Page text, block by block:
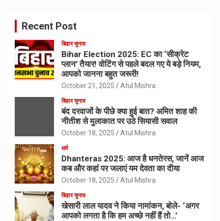
Recent Post
बिहार चुनाव
Bihar Election 2025: EC का ‘सीक्रेट
प्लान’ तैयार! वोटिंग से पहले बदल गए ये बड़े नियम,
आपको जानना बहुत जरूरी!
October 21, 2025 Atul Mishra
बिहार चुनाव
बंद दरवाजों के पीछे क्या हुई बात? अमित शाह की
नीतीश से मुलाकात पर उठे सियासी सवाल
October 18, 2025 Atul Mishra
धर्म
Dhanteras 2025: आज है धनतेरस, जानें आज
कब और कहां पर जलाएं यम देवता का दीया
October 18, 2025 Atul Mishra
बिहार चुनाव
खेसारी लाल यादव ने किया नामांकन, बोले- ‘अगर
आपको लगता है कि हम अच्छे नहीं हैं तो…’